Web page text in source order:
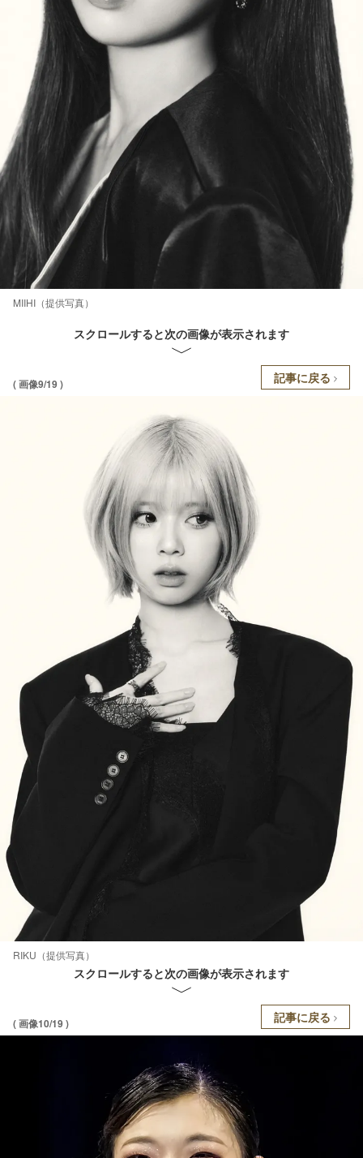
MIIHI（提供写真）
スクロールすると次の画像が表示されます
( 画像9/19 ) 記事に戻る
RIKU（提供写真）
スクロールすると次の画像が表示されます
( 画像10/19 ) 記事に戻る